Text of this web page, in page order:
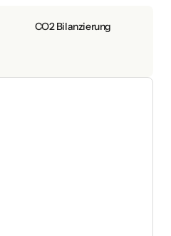
CO2 Bilanzierung